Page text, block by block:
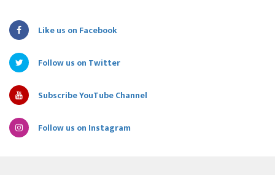
Like us on Facebook
Follow us on Twitter
Subscribe YouTube Channel
Follow us on Instagram